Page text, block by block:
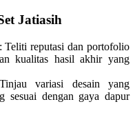
Jatiasih
: Teliti reputasi dan portofolio
kualitas hasil akhir yang
variasi desain yang
sesuai dengan gaya dapur